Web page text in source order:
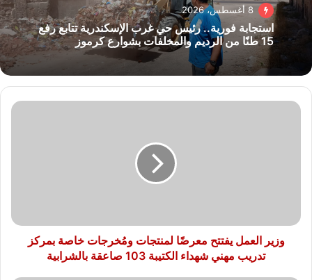
8 أغسطس، 2026
استجابة فورية.. رئيس حي غرب الإسكندرية تتابع رفع
15 طنًا من الرديم والمخلفات بشوارع كرموز
وزير
تدريب
مهنيوزير العمل يفتتح معرضًا لمنتجات ومُخرجات خاصة بمركز
تدريب مهني شهداء الكتيبة 103 صاعقة بالشرابية